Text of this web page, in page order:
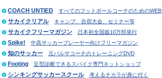
COACH UNTIED すべてのフットボールコーチのためのWEB
サカイクリアル キャンプ、合宿大会、セミナー等
サカイクフリーマガジン 日本初全国版10万部発行
Spike! 中高サッカープレーヤー向けフリーマガジン
知のサッカー 元バルサコーチのトレーニングDVD
Footing 足型診断できるスパイク専門ネットショップ
シンキングサッカースクール 考えるチカラが身に付く